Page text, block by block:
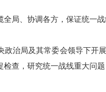
、协调各方，保证统一战
局及其常委会领导下开
查，研究统一战线重大问题